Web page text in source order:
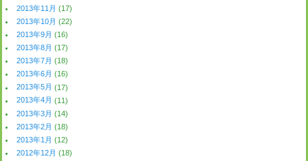
2013年11月 (17)
2013年10月 (22)
2013年9月 (16)
2013年8月 (17)
2013年7月 (18)
2013年6月 (16)
2013年5月 (17)
2013年4月 (11)
2013年3月 (14)
2013年2月 (18)
2013年1月 (12)
2012年12月 (18)